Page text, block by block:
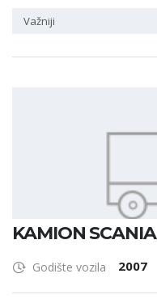
Važniji
KAMION SCANIA
Godište vozila 2007